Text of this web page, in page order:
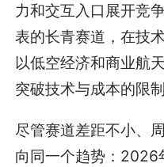
力和交互入口展开竞
表的长青赛道，在技
以低空经济和商业航
突破技术与成本的限
尽管赛道差距不小、
向同一个趋势：2026